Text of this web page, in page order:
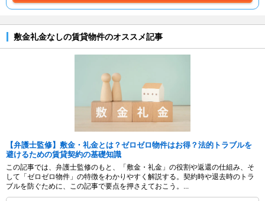
敷金礼金なしの賃貸物件のオススメ記事
【弁護士監修】敷金・礼金とは？ゼロゼロ物件はお得？法的トラブルを
避けるための賃貸契約の基礎知識
この記事では、弁護士監修のもと、「敷金・礼金」の役割や返還の仕組み、そ
して「ゼロゼロ物件」の特徴をわかりやすく解説する。契約時や退去時のトラ
ブルを防ぐために、この記事で要点を押さえておこう。...